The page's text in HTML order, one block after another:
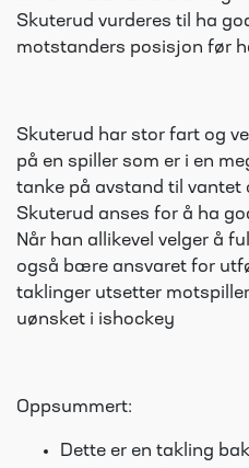
Skuterud vurderes til ha
motstanders posisjon før
Skuterud har stor fart og
på en spiller som er i en
tanke på avstand til vantet
Skuterud anses for å ha
Når han allikevel velger å
også bære ansvaret for
taklinger utsetter
uønsket i ishockey
Oppsummert:
Dette er en takling